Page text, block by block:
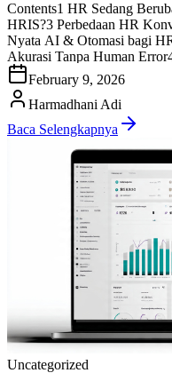
Contents1 HR Sedang
HRIS?3 Perbedaan HR
Nyata AI & Otomasi bagi
Akurasi Tanpa Human
driven Decision Making)4.4
Personal4.5 Skalabilitas
Implementasi AI dalam HR
February 9, 2026
Harmadhani Adi
Baca Selengkapnya
Uncategorized